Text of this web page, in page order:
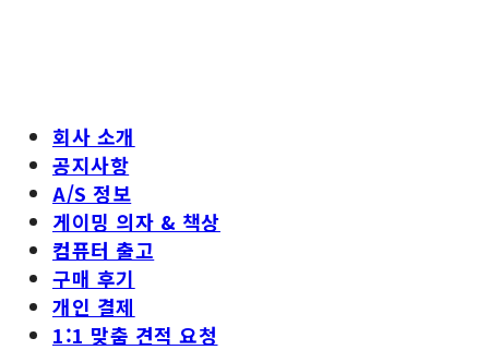
회사 소개
공지사항
A/S 정보
게이밍 의자 & 책상
컴퓨터 출고
구매 후기
개인 결제
1:1 맞춤 견적 요청